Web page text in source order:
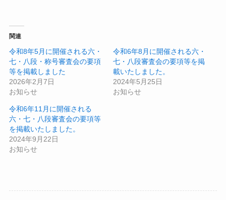
関連
令和8年5月に開催される六・
七・八段・称号審査会の要項
等を掲載しました
2026年2月7日
お知らせ
令和6年8月に開催される六・
七・八段審査会の要項等を掲
載いたしました。
2024年5月25日
お知らせ
令和6年11月に開催される
六・七・八段審査会の要項等
を掲載いたしました。
2024年9月22日
お知らせ